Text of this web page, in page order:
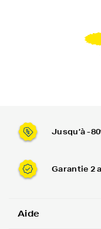
Jusqu’à -
Garantie 2
Aide